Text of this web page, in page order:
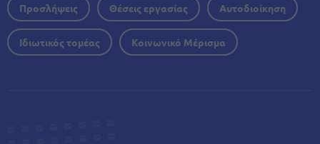
Προσλήψεις Θέσεις εργασίας Αυτοδιοίκηση
Ιδιωτικός τομέας Κοινωνικό Μέρισμα